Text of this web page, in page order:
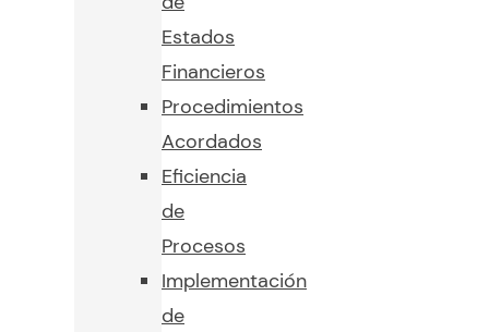
Estados
Financieros
Procedimientos
Acordados
Eficiencia
de
Procesos
Implementación
de